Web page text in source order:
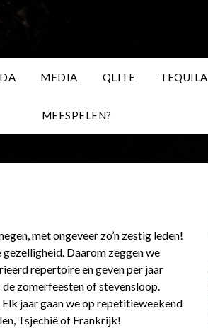
MEDIA QLITE TEQUILA
MEESPELEN?
met ongeveer zo’n zestig leden!
Daarom zeggen we
repertoire en geven per jaar
zomerfeesten of stevensloop.
jaar gaan we op repetitieweekend
Tsjechië of Frankrijk!